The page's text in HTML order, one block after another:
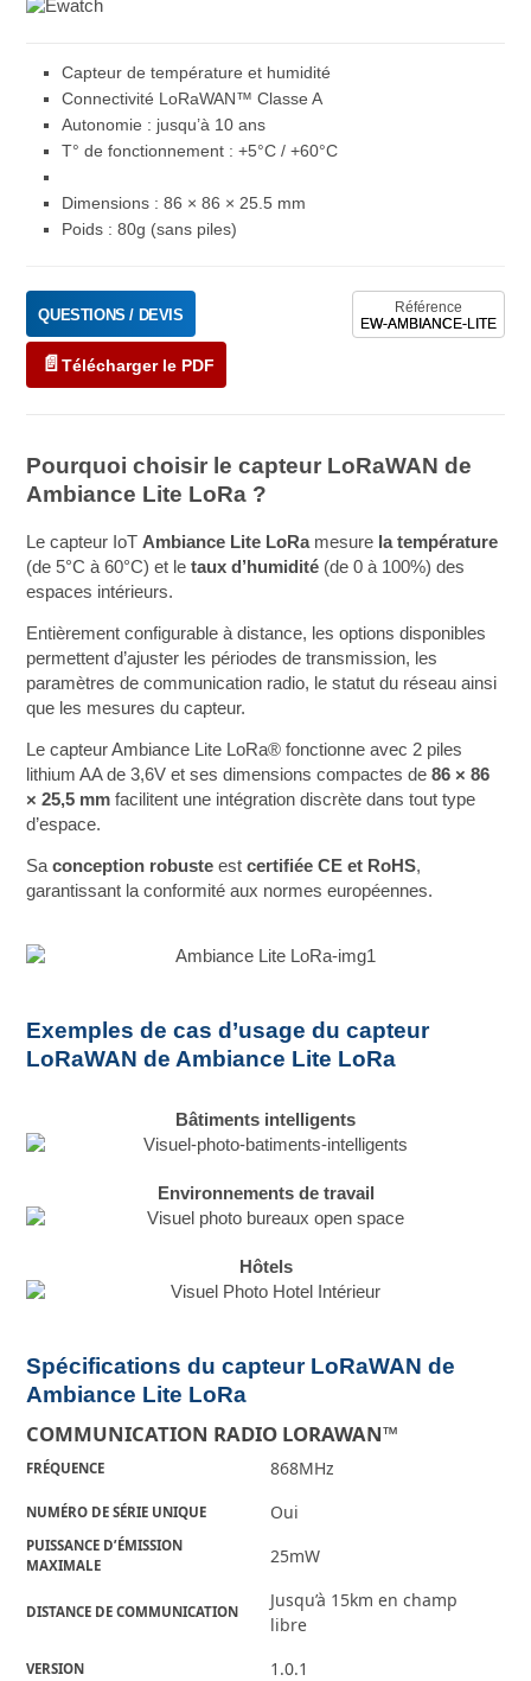
Capteur de température et humidité
Connectivité LoRaWAN™ Classe A
Autonomie : jusqu’à 10 ans
T° de fonctionnement : +5°C / +60°C
Dimensions : 86 × 86 × 25.5 mm
Poids : 80g (sans piles)
Référence
EW-AMBIANCE-LITE
QUESTIONS / DEVIS
Télécharger le PDF
Pourquoi choisir le capteur LoRaWAN de
Ambiance Lite LoRa ?
Le capteur IoT Ambiance Lite LoRamesure la température
(de 5°C à 60°C) et letaux d’humidité (de 0 à 100%) des
espaces intérieurs.
Entièrement configurable à distance, les options disponibles
permettent d’ajuster les périodes de transmission, les
paramètres de communication radio, le statut du réseau ainsi
que les mesures du capteur.
Le capteur Ambiance Lite LoRa® fonctionne avec 2 piles
lithium AA de 3,6V et ses dimensions compactes de86 × 86
× 25,5 mm facilitent une intégration discrète dans tout type
d’espace.
Saconception robuste estcertifiée CE et RoHS,
garantissant la conformité aux normes européennes.
Exemples de cas d’usage du capteur
LoRaWAN de Ambiance Lite LoRa
Bâtiments intelligents
Environnements de travail
Hôtels
Spécifications du capteur LoRaWAN de
Ambiance Lite LoRa
COMMUNICATION RADIO LORAWAN™
FRÉQUENCE 868MHz
NUMÉRO DE SÉRIE UNIQUE Oui
PUISSANCE D’ÉMISSION
MAXIMALE
25mW
DISTANCE DE COMMUNICATION
Jusqu’à 15km en champ
libre
VERSION 1.0.1